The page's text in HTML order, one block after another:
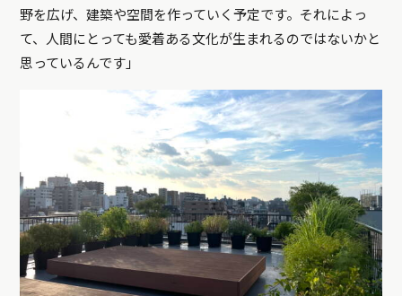
野を広げ、建築や空間を作っていく予定です。それによっ
て、人間にとっても愛着ある文化が生まれるのではないかと
思っているんです」